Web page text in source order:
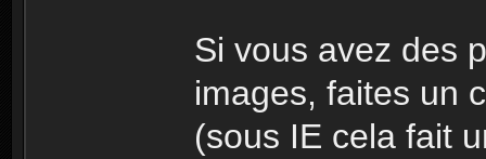
Si vous avez des
images, faites un
(sous IE cela fait